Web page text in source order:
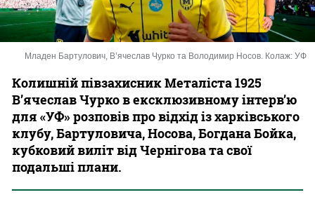
Младен Бартулович, В’ячеслав Чурко та Володимир Носов. Колаж: УФ
Колишній півзахисник Металіста 1925
В’ячеслав Чурко в ексклюзивному інтерв’ю
для «УФ» розповів про відхід із харківського
клубу, Бартуловича, Носова, Богдана Бойка,
кубковий виліт від Чернігова та свої
подальші плани.